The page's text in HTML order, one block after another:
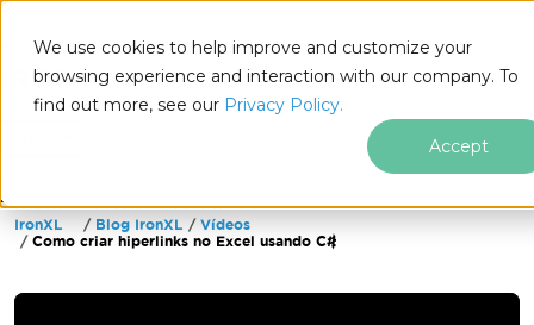
We use cookies to help improve and customize your
browsing experience and interaction with our company. To
find out more, see our Privacy Policy.
Accept
Ir para o conteúdo do rodapé
IronXL Blog IronXL
Vídeos
Como criar hiperlinks no Excel usando C#